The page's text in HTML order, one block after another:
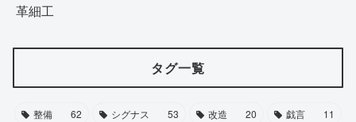
革細工
タグ一覧
整備 62 シグナス 53 改造 20 戯言
11